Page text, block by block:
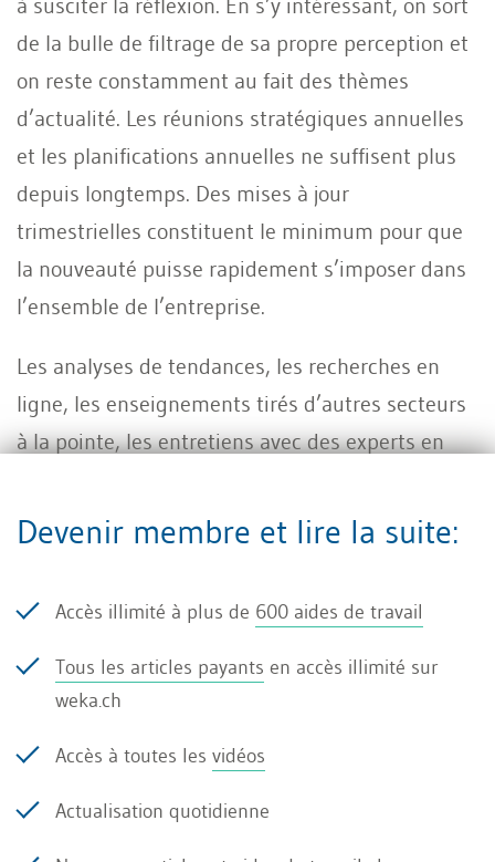
à susciter la réflexion. En s’y intéressant, on sort
de la bulle de filtrage de sa propre perception et
on reste constamment au fait des thèmes
d’actualité. Les réunions stratégiques annuelles
et les planifications annuelles ne suffisent plus
depuis longtemps. Des mises à jour
trimestrielles constituent le minimum pour que
la nouveauté puisse rapidement s’imposer dans
l’ensemble de l’entreprise.
Les analyses de tendances, les recherches en
ligne, les enseignements tirés d’autres secteurs
à la pointe, les entretiens avec des experts en
technologies constituent la base de la
dire ce qui leur manque aujourd’hui, mais pas ce
qu’ils voudront dans cinq ou dix ans.
Trois scénarios s’appliquent à
tous les secteurs
Devenir membre et lire la suite:
Accès illimité à plus de 600 aides de travail
Tous les articles payants en accès illimité sur
weka.ch
Accès à toutes les vidéos
Actualisation quotidienne